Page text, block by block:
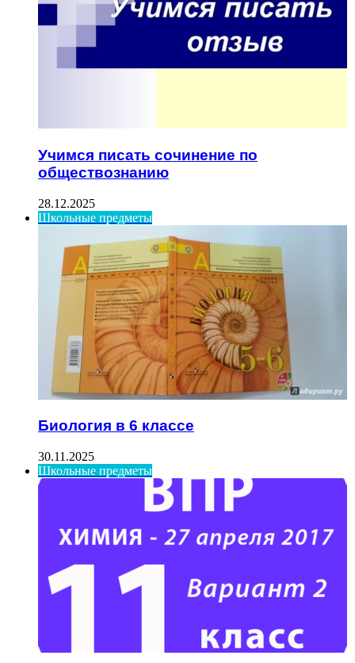
Учимся писать сочинение по
обществознанию
28.12.2025
Школьные предметы
Биология в 6 классе
30.11.2025
Школьные предметы